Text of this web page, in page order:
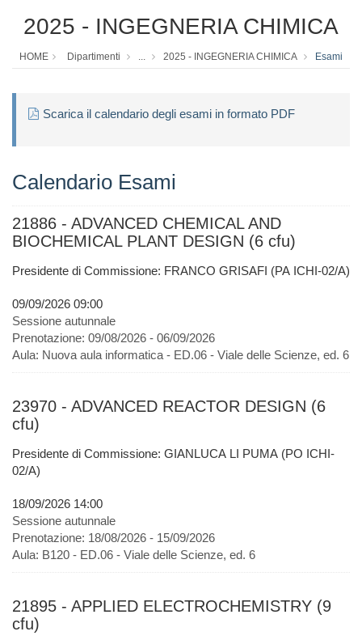
2025 - INGEGNERIA CHIMICA
HOME Dipartimenti ... 2025 - INGEGNERIA CHIMICA Esami
Scarica il calendario degli esami in formato PDF
Calendario Esami
21886 - ADVANCED CHEMICAL AND
BIOCHEMICAL PLANT DESIGN (6 cfu)
Presidente di Commissione: FRANCO GRISAFI (PA ICHI-02/A)
09/09/2026 09:00
Sessione autunnale
Prenotazione: 09/08/2026 - 06/09/2026
Aula: Nuova aula informatica - ED.06 - Viale delle Scienze, ed. 6
23970 - ADVANCED REACTOR DESIGN (6
cfu)
Presidente di Commissione: GIANLUCA LI PUMA (PO ICHI-
02/A)
18/09/2026 14:00
Sessione autunnale
Prenotazione: 18/08/2026 - 15/09/2026
Aula: B120 - ED.06 - Viale delle Scienze, ed. 6
21895 - APPLIED ELECTROCHEMISTRY (9
cfu)